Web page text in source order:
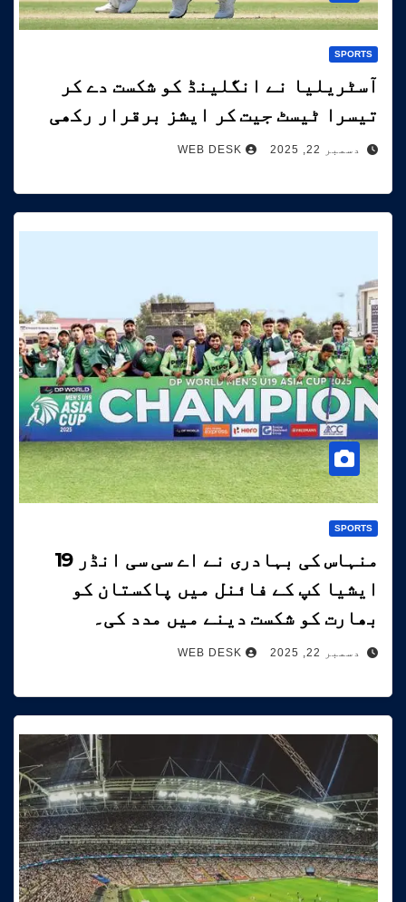
SPORTS
آسٹریلیا نے انگلینڈ کو شکست دے کر
تیسرا ٹیسٹ جیت کر ایشز برقرار رکھی
دسمبر 22, 2025 WEB DESK
SPORTS
منہاس کی بہادری نے اے سی سی انڈر 19
ایشیا کپ کے فائنل میں پاکستان کو
بھارت کو شکست دینے میں مدد کی۔
دسمبر 22, 2025 WEB DESK